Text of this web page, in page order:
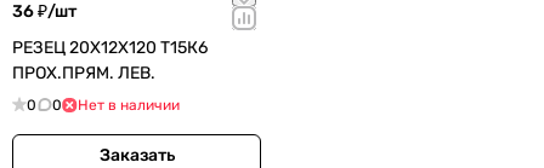
36 ₽/шт
РЕЗЕЦ 20Х12Х120 Т15К6
ПРОХ.ПРЯМ. ЛЕВ.
0 0 Нет в наличии
Заказать